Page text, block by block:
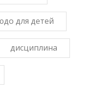
для детей
дисциплина